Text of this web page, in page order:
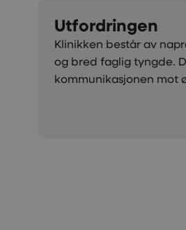
Utfordringen
Klinikken består av
og bred faglig tyngde.
kommunikasjonen mot